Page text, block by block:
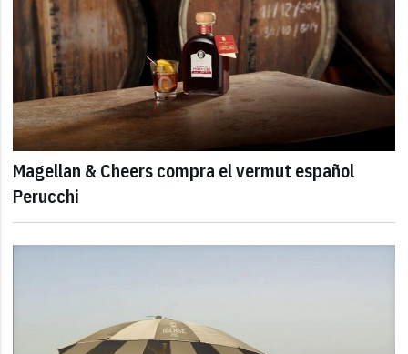
Magellan & Cheers compra el vermut español
Perucchi